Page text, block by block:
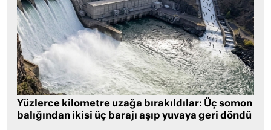
Yüzlerce kilometre uzağa bırakıldılar: Üç somon
balığından ikisi üç barajı aşıp yuvaya geri döndü